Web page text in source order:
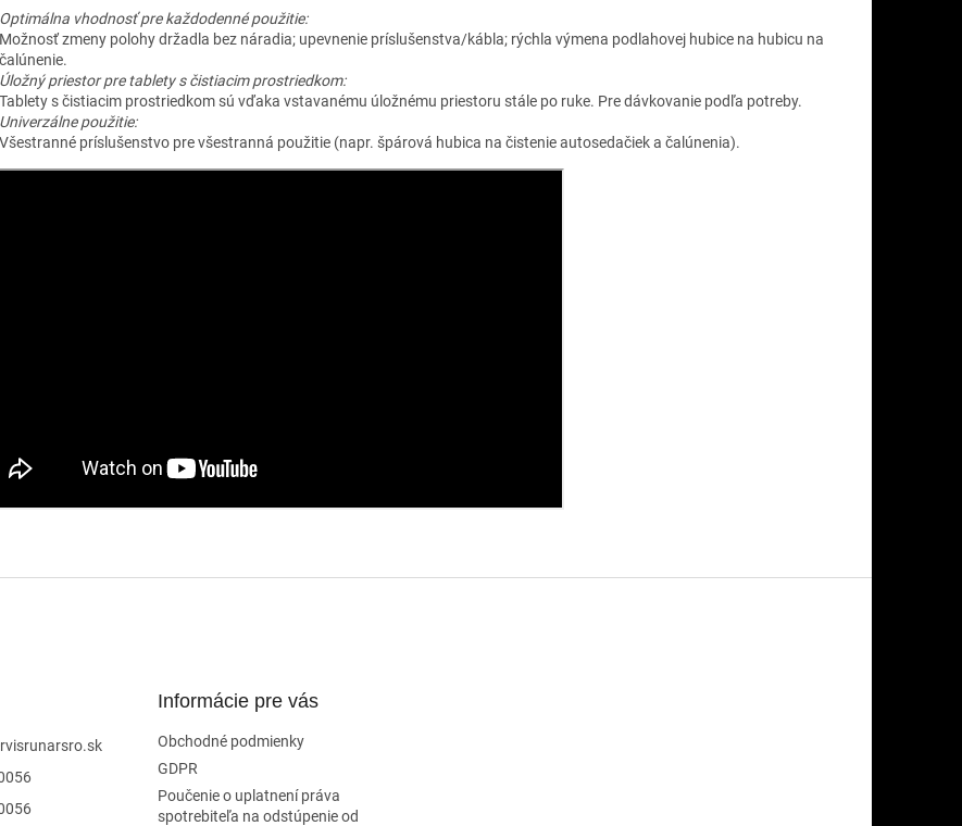
Optimálna vhodnosť pre každodenné použitie:
Možnosť zmeny polohy držadla bez náradia; upevnenie príslušenstva/kábla; rýchla výmena podlahovej hubice na hubicu na
čalúnenie.
Úložný priestor pre tablety s čistiacim prostriedkom:
Tablety s čistiacim prostriedkom sú vďaka vstavanému úložnému priestoru stále po ruke. Pre dávkovanie podľa potreby.
Univerzálne použitie:
Všestranné príslušenstvo pre všestranná použitie (napr. špárová hubica na čistenie autosedačiek a čalúnenia).
Informácie pre vás
Obchodné podmienky
GDPR
Poučenie o uplatnení práva
spotrebiteľa na odstúpenie od